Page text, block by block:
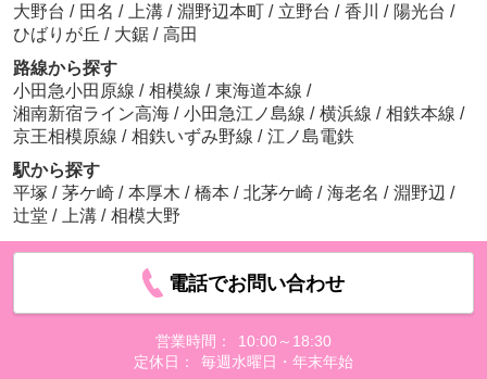
大野台 / 田名 / 上溝 / 淵野辺本町 / 立野台 / 香川 / 陽光台 /
ひばりが丘 / 大鋸 / 高田
路線から探す
小田急小田原線 / 相模線 / 東海道本線 /
湘南新宿ライン高海 / 小田急江ノ島線 / 横浜線 / 相鉄本線 /
京王相模原線 / 相鉄いずみ野線 / 江ノ島電鉄
駅から探す
平塚 / 茅ケ崎 / 本厚木 / 橋本 / 北茅ケ崎 / 海老名 / 淵野辺 /
辻堂 / 上溝 / 相模大野
電話でお問い合わせ
営業時間：
10:00～18:30
定休日：
毎週水曜日・年末年始